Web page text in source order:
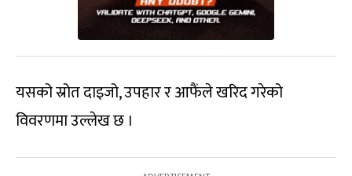
यसको स्रोत दाइजो, उपहार र आफैंले खरिद गरेको
विवरणमा उल्लेख छ ।